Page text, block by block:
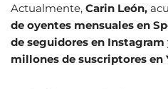
Actualmente, Carin León,
de oyentes mensuales en
de seguidores en Instagram
millones de suscriptores en